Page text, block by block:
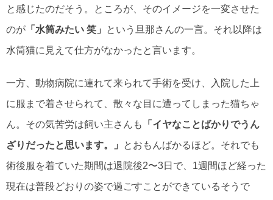
と感じたのだそう。ところが、そのイメージを一変させた
のが 「水筒みたい 笑」
という旦那さんの一言。それ以降は
水筒猫に見えて仕方がなかったと言います。
一方、動物病院に連れて来られて手術を受け、入院した上
に服まで着させられて、散々な目に遭ってしまった猫ちゃ
ん。その気苦労は飼い主さんも
「イヤなことばかりでうん
ざりだったと思います。」
とおもんばかるほど。それでも
術後服を着ていた期間は退院後2〜3日で、1週間ほど経った
現在は普段どおりの姿で過ごすことができているそうで